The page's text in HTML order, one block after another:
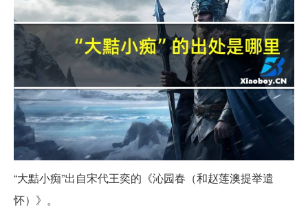
“大黠小痴”出自宋代王奕的《沁园春（和赵莲澳提举遣
怀）》。